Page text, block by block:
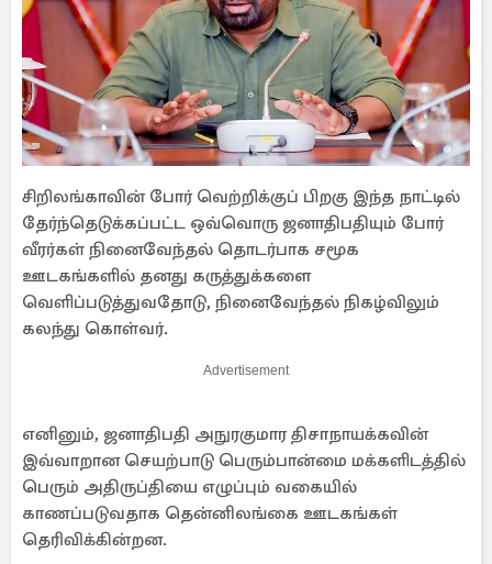
சிறிலங்காவின் போர் வெற்றிக்குப் பிறகு இந்த நாட்டில்
தேர்ந்தெடுக்கப்பட்ட ஒவ்வொரு ஜனாதிபதியும் போர்
வீரர்கள் நினைவேந்தல் தொடர்பாக சமூக
ஊடகங்களில் தனது கருத்துக்களை
வெளிப்படுத்துவதோடு, நினைவேந்தல் நிகழ்விலும்
கலந்து கொள்வர்.
Advertisement
எனினும், ஜனாதிபதி அநுரகுமார திசாநாயக்கவின்
இவ்வாறான செயற்பாடு பெரும்பான்மை மக்களிடத்தில்
பெரும் அதிருப்தியை எழுப்பும் வகையில்
காணப்படுவதாக தென்னிலங்கை ஊடகங்கள்
தெரிவிக்கின்றன.